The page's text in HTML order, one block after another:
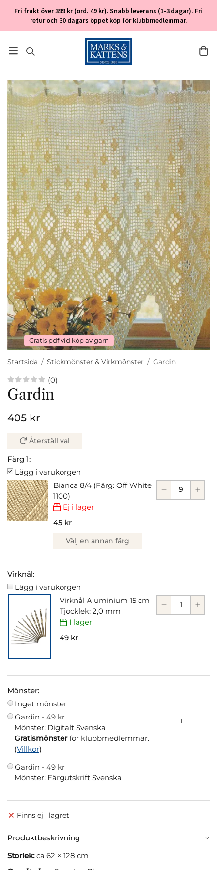
Fri frakt över 399 kr (ord. 49 kr). Snabb leverans (1-3 dagar). Fri
retur och 30 dagars öppet köp för klubbmedlemmar.
Gratis pdf vid köp av garn
Startsida / Stickmönster & Virkmönster / Gardin
(0)
Gardin
405 kr
Återställ val
Färg 1:
Lägg i varukorgen
Bianca 8/4 (Färg: Off White
1100)
Ej i lager
45 kr
Välj en annan färg
Virknål:
Lägg i varukorgen
Virknål Aluminium 15 cm
Tjocklek: 2,0 mm
I lager
49 kr
Mönster:
Inget mönster
Gardin - 49 kr
Mönster: Digitalt Svenska
Gratismönsterför klubbmedlemmar.
(Villkor)
Gardin - 49 kr
Mönster: Färgutskrift Svenska
Finns ej i lagret
Produktbeskrivning
Storlek:ca 62 × 128 cm